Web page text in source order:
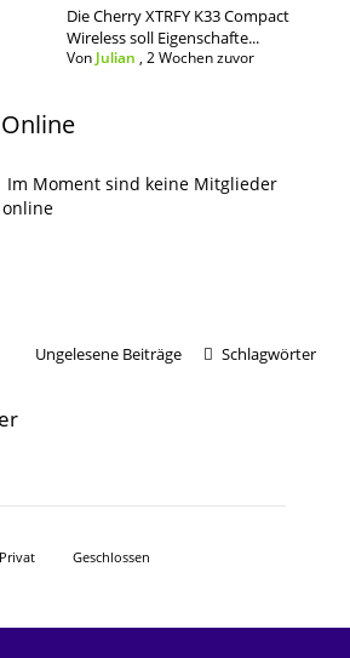
Die Cherry XTRFY K33 Compact
Wireless soll Eigenschafte...
Von Julian , 2 Wochen zuvor
Online
Im Moment sind keine Mitglieder
online
Ungelesene Beiträge Schlagwörter
Privat Geschlossen